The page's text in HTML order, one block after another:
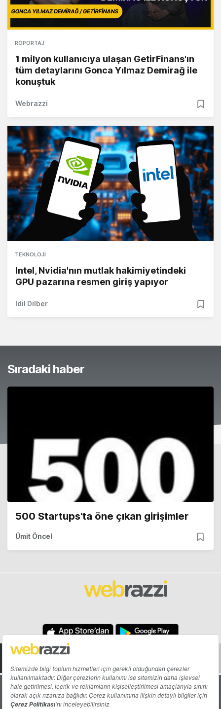
RÖPORTAJ
1 milyon kullanıcıya ulaşan GetirFinans'ın
tüm detaylarını Gonca Yılmaz Demirağ ile
konuştuk
Webrazzi
TEKNOLOJI
Intel, Nvidia'nın mutlak hakimiyetindeki
GPU pazarına resmen giriş yapıyor
İdil Dilber
Sıradaki haber
500 Startups'ta öne çıkan girişimler
Ümit Öncel
Hakkında Yazarlar